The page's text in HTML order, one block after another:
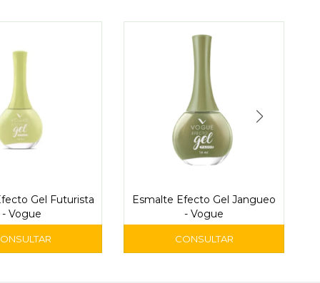
Gel Futurista
- Vogue
Esmalte Efecto Gel Jangueo
- Vogue